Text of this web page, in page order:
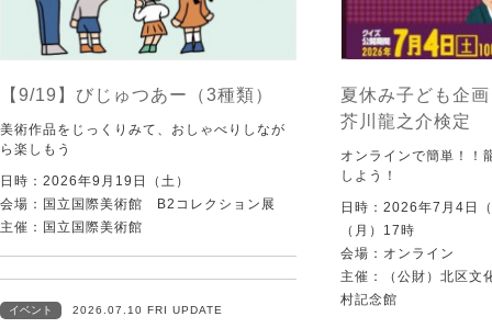
【9/19】びじゅつあー（3種類）
美術作品をじっくりみて、おしゃべりしなが
ら楽しもう
日時：2026年9月19日（土）
会場：国立国際美術館 B2コレクション展
主催：国立国際美術館
イベント 2026.07.10 FRI UPDATE
夏休み子ども企
芥川龍之介検定
オンラインで簡単！！
しよう！
日時：2026年7月4日
（月）17時
会場：オンライン
主催：（公財）北区
村記念館